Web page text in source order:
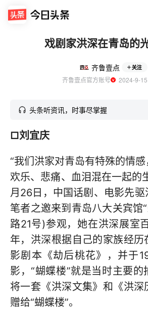
戏剧家洪深在青岛的
齐鲁壹点 关注
齐鲁壹点官方账号
2024-9-
头条听资讯，时事尽掌握
□刘宜庆
“我们洪家对青岛有特殊的情
欢乐、悲痛、血泪混在一起的
月26日，中国话剧、电影先
笔者之邀来到青岛八大关宾馆
路21号)参观，她在洪深展室
年，洪深根据自己的家族经历
影剧本《劫后桃花》，并于
影，“蝴蝶楼”就是当时主要
将一套《洪深文集》和《洪深
赠给“蝴蝶楼”。